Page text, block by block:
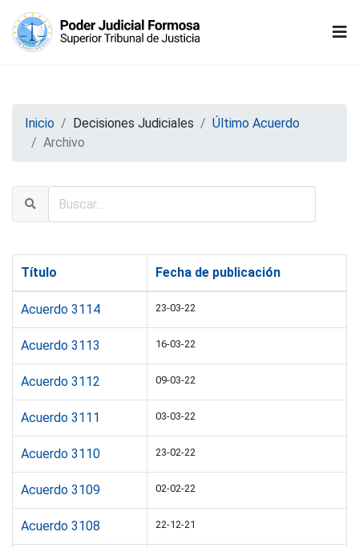
Inicio Decisiones Judiciales
Último Acuerdo
Archivo
Título Fecha de publicación
Acuerdo 3114 23-03-22
Acuerdo 3113 16-03-22
Acuerdo 3112 09-03-22
Acuerdo 3111 03-03-22
Acuerdo 3110 23-02-22
Acuerdo 3109 02-02-22
Acuerdo 3108 22-12-21